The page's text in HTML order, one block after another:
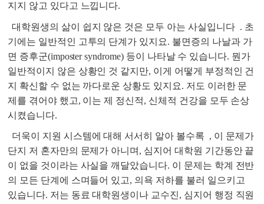
지지 않고 있다고 느낍니다.
대학원생의 삶이 쉽지 않은 것은 모두 아는 사실입니다 . 초
기에는 일반적인 고투의 단계가 있지요. 불면증의 나날과 가
면 증후군(imposter syndrome) 등이 나타날 수 있습니다. 뭔가
일반적이지 않은 상황인 것 같지만, 이게 어떻게 부정적인 건
지 확신할 수 없는 까다로운 상황도 있지요. 저도 이러한 문
제를 겪어야 했고, 이는 제 정신적, 신체적 건강을 모두 손상
시켰습니다.
더욱이 지원 시스템에 대해 서서히 알아 볼수록 , 이 문제가
단지 저 혼자만의 문제가 아니며, 심지어 대학원 기간동안 끝
이 없을 것이라는 사실을 깨달았습니다. 이 문제는 학계 전반
의 모든 단계에 스며들어 있고, 의욕 저하를 불러 일으키고
있습니다. 저는 동료 대학원생이나 교수진, 심지어 행정 직원